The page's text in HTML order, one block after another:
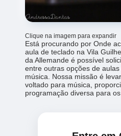
Clique na imagem para expandir
Está procurando por Onde
aula de teclado na Vila
da Allemande é possível
entre outras opções de
música. Nossa missão é
voltado para música,
programação diversa para